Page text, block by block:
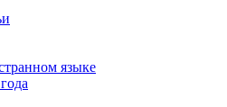
языке